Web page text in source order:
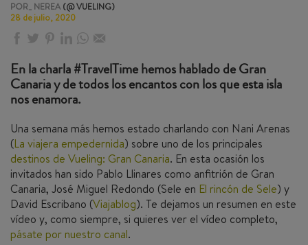
POR_ NEREA (@ VUELING)
28 de julio, 2020
En la charla #TravelTime hemos hablado de Gran
Canaria y de todos los encantos con los que esta isla
nos enamora.
Una semana más hemos estado charlando con Nani Arenas
(La viajera empedernida) sobre uno de los principales
destinos de Vueling: Gran Canaria. En esta ocasión los
invitados han sido Pablo Llinares como anfitrión de Gran
Canaria, José Miguel Redondo (Sele en El rincón de Sele) y
David Escribano (Viajablog). Te dejamos un resumen en este
vídeo y, como siempre, si quieres ver el vídeo completo,
pásate por nuestro canal.